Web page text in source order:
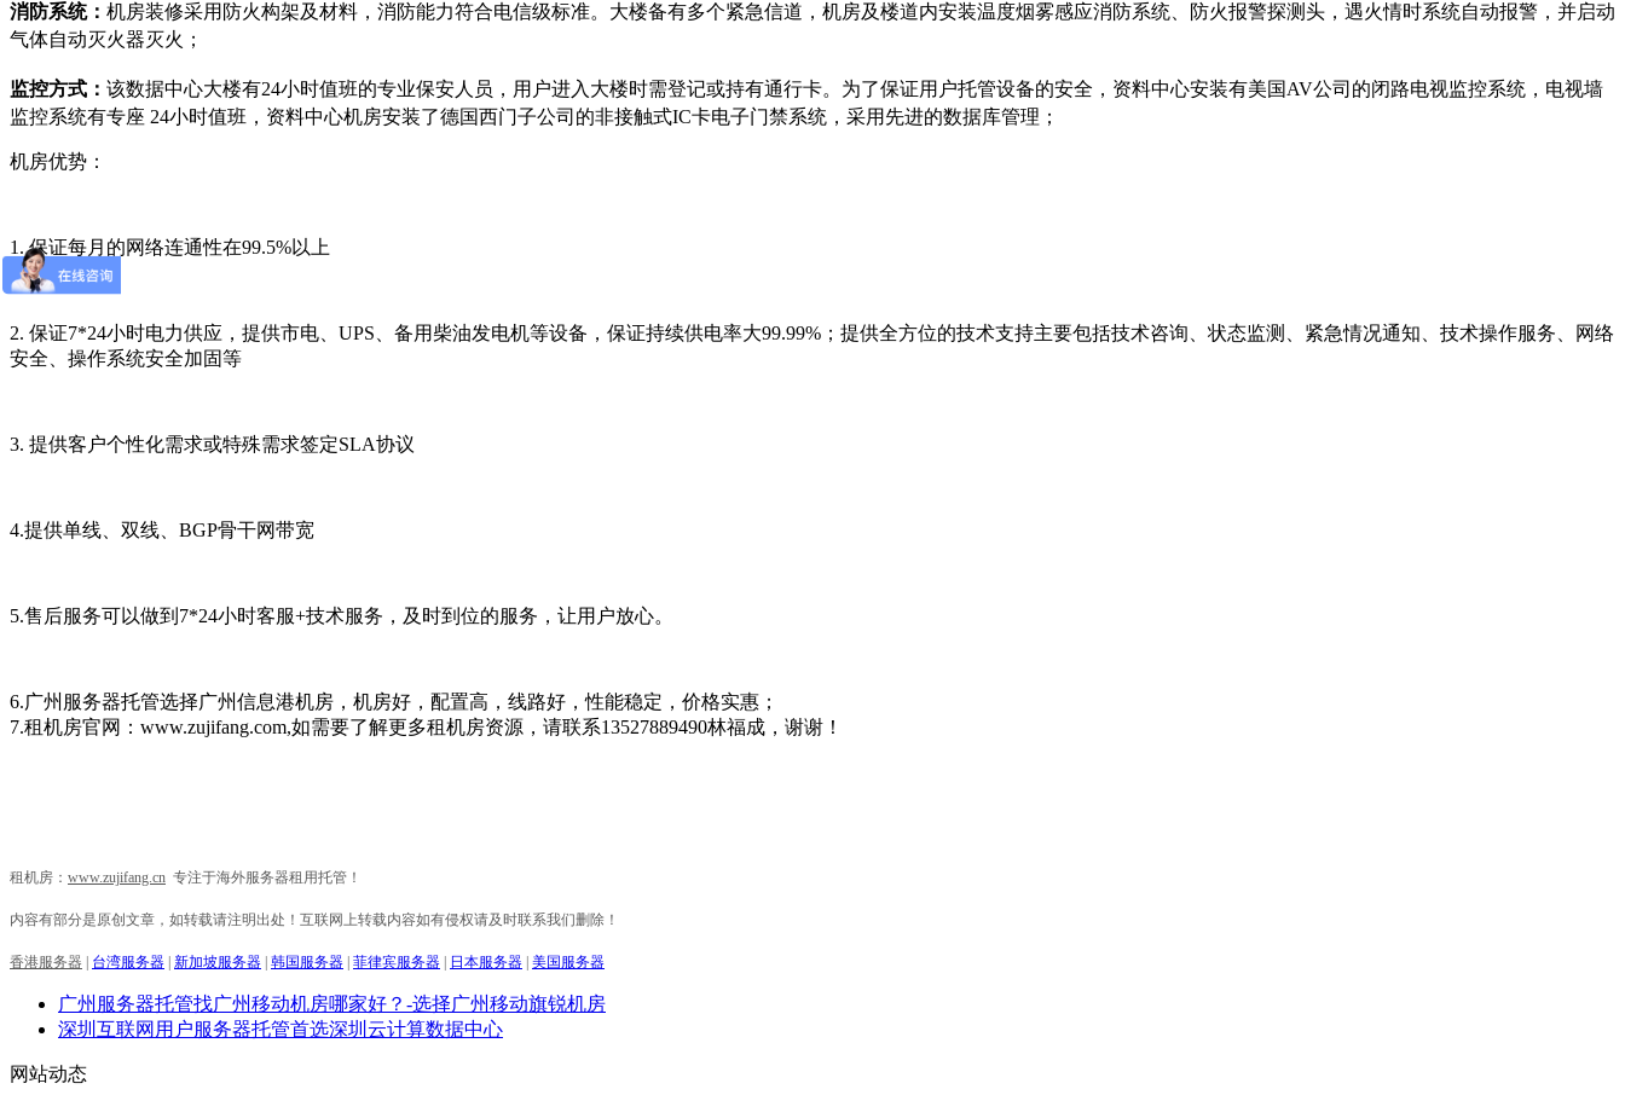
消防系统： 机房装修采用防火构架及材料，消防能力符合电信级标准。大楼备有多个紧急信道，机房及楼道内安装温度烟雾感应消防系统、防火报警探测头，遇火情时系统自动报警，并启动
气体自动灭火器灭火；
监控方式： 该数据中心大楼有24小时值班的专业保安人员，用户进入大楼时需登记或持有通行卡。为了保证用户托管设备的安全，资料中心安装有美国AV公司的闭路电视监控系统，电视墙
监控系统有专座 24小时值班，资料中心机房安装了德国西门子公司的非接触式IC卡电子门禁系统，采用先进的数据库管理；
机房优势：
1.保证每月的网络连通性在99.5%以上
2. 保证7*24小时电力供应，提供市电、 UPS 、备用柴油发电机等设备，保证持续供电率大99.99% ；提供全方位的技术支持主要包括技术咨询、状态监测、紧急情况通知、技术操作服务、网络
安全、操作系统安全加固等
3. 提供客户个性化需求或特殊需求签定SLA协议
4.提供单线、双线、 BGP骨干网带宽
5.售后服务可以做到 7*24小时客服+技术服务，及时到位的服务，让用户放心。
6.广州服务器托管选择广州信息港机房，机房好，配置高，线路好，性能稳定，价格实惠；
7.租机房官网：www.zujifang.com,如需要了解更多租机房资源，请联系13527889490林福成，谢谢！
租机房： www.zujifang.cn 专注于海外服务器租用托管！
内容有部分是原创文章，如转载请注明出处！互联网上转载内容如有侵权请及时联系我们删除！
香港服务器 台湾服务器 新加坡服务器 韩国服务器 菲律宾服务器 日本服务器 美国服务器
广州服务器托管找广州移动机房哪家好？-选择广州移动旗锐机房
深圳互联网用户服务器托管首选深圳云计算数据中心
网站动态